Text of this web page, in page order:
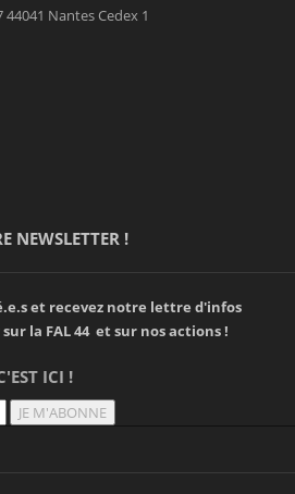
Nantes Cedex 1
NEWSLETTER !
et recevez notre lettre d'infos
la FAL 44 et sur nos actions !
ICI !
JE M'ABONNE